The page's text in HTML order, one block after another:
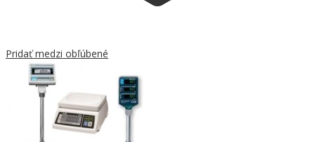
Pridať medzi obľúbené